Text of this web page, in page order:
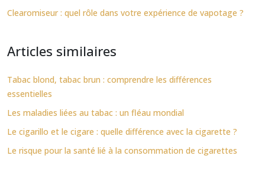
Clearomiseur : quel rôle dans votre expérience de vapotage ?
Articles similaires
Tabac blond, tabac brun : comprendre les différences
essentielles
Les maladies liées au tabac : un fléau mondial
Le cigarillo et le cigare : quelle différence avec la cigarette ?
Le risque pour la santé lié à la consommation de cigarettes